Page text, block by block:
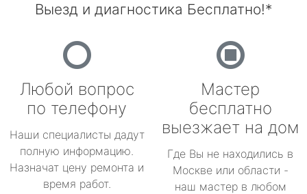
Выезд и диагностика Бесплатно!*
Любой вопрос
по телефону
Наши специалисты дадут
полную информацию.
Назначат цену ремонта и
время работ.
Мастер
бесплатно
выезжает на дом
Где Вы не находились в
Москве или области -
наш мастер в любом